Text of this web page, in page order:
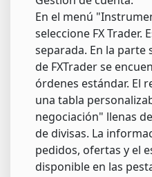
En el menú
seleccione FX Trader.
separada. En la parte
de FXTrader se
órdenes estándar. El
una tabla
negociación" llenas
de divisas. La
pedidos, ofertas y el
disponible en las